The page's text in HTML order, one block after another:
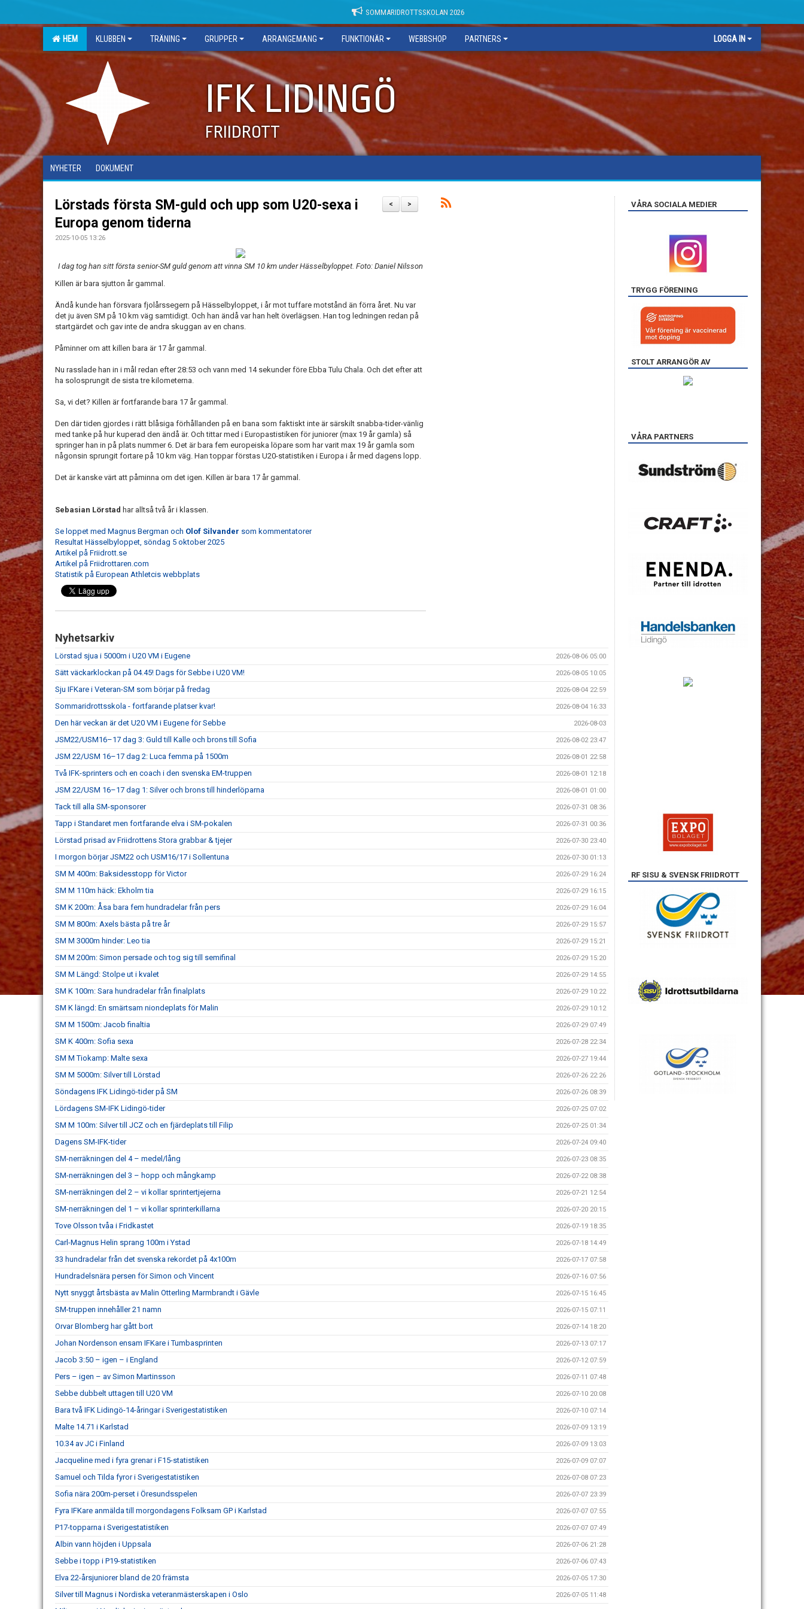
SOMMARIDROTTSSKOLAN 2026
HEM KLUBBEN TRÄNING GRUPPER ARRANGEMANG FUNKTIONÄR WEBBSHOP PARTNERS LOGGA IN
IFK LIDINGÖ
FRIIDROTT
NYHETER DOKUMENT
>
<
Lörstads första SM-guld och upp som U20-sexa i
Europa genom tiderna
2025-10-05 13:26
I dag tog han sitt första senior-SM guld genom att vinna SM 10 km under Hässelbyloppet. Foto: Daniel Nilsson
Killen är bara sjutton år gammal.
Ändå kunde han försvara fjolårssegern på Hässelbyloppet, i år mot tuffare motstånd än förra året. Nu var
det ju även SM på 10 km väg samtidigt. Och han ändå var han helt överlägsen. Han tog ledningen redan på
startgärdet och gav inte de andra skuggan av en chans.
Påminner om att killen bara är 17 år gammal.
Nu rasslade han in i mål redan efter 28:53 och vann med 14 sekunder före Ebba Tulu Chala. Och det efter att
ha solosprungit de sista tre kilometerna.
Sa, vi det? Killen är fortfarande bara 17 år gammal.
Den där tiden gjordes i rätt blåsiga förhållanden på en bana som faktiskt inte är särskilt snabba-tider-vänlig
med tanke på hur kuperad den ändå är. Och tittar med i Europastistiken för juniorer (max 19 år gamla) så
springer han in på plats nummer 6. Det är bara fem europeiska löpare som har varit max 19 år gamla som
någonsin sprungit fortare på 10 km väg. Han toppar förstas U20-statistiken i Europa i år med dagens lopp.
Det är kanske värt att påminna om det igen. Killen är bara 17 år gammal.
Sebasian Lörstad har alltså två år i klassen.
Se loppet med Magnus Bergman och Olof Silvander som kommentatorer
Resultat Hässelbyloppet, söndag 5 oktober 2025
Artikel på Friidrott.se
Artikel på Friidrottaren.com
Statistik på European Athletcis webbplats
Nyhetsarkiv
Lörstad sjua i 5000m i U20 VM i Eugene 2026-08-06 05:00
Sätt väckarklockan på 04.45! Dags för Sebbe i U20 VM! 2026-08-05 10:05
Sju IFKare i Veteran-SM som börjar på fredag 2026-08-04 22:59
Sommaridrottsskola - fortfarande platser kvar! 2026-08-04 16:33
Den här veckan är det U20 VM i Eugene för Sebbe 2026-08-03
JSM22/USM16–17 dag 3: Guld till Kalle och brons till Sofia 2026-08-02 23:47
JSM 22/USM 16–17 dag 2: Luca femma på 1500m 2026-08-01 22:58
Två IFK-sprinters och en coach i den svenska EM-truppen 2026-08-01 12:18
JSM 22/USM 16–17 dag 1: Silver och brons till hinderlöparna 2026-08-01 01:00
Tack till alla SM-sponsorer 2026-07-31 08:36
Tapp i Standaret men fortfarande elva i SM-pokalen 2026-07-31 00:36
Lörstad prisad av Friidrottens Stora grabbar & tjejer 2026-07-30 23:40
I morgon börjar JSM22 och USM16/17 i Sollentuna 2026-07-30 01:13
SM M 400m: Baksidesstopp för Victor 2026-07-29 16:24
SM M 110m häck: Ekholm tia 2026-07-29 16:15
SM K 200m: Åsa bara fem hundradelar från pers 2026-07-29 16:04
SM M 800m: Axels bästa på tre år 2026-07-29 15:57
SM M 3000m hinder: Leo tia 2026-07-29 15:21
SM M 200m: Simon persade och tog sig till semifinal 2026-07-29 15:20
SM M Längd: Stolpe ut i kvalet 2026-07-29 14:55
SM K 100m: Sara hundradelar från finalplats 2026-07-29 10:22
SM K längd: En smärtsam niondeplats för Malin 2026-07-29 10:12
SM M 1500m: Jacob finaltia 2026-07-29 07:49
SM K 400m: Sofia sexa 2026-07-28 22:34
SM M Tiokamp: Malte sexa 2026-07-27 19:44
SM M 5000m: Silver till Lörstad 2026-07-26 22:26
Söndagens IFK Lidingö-tider på SM 2026-07-26 08:39
Lördagens SM-IFK Lidingö-tider 2026-07-25 07:02
SM M 100m: Silver till JCZ och en fjärdeplats till Filip 2026-07-25 01:34
Dagens SM-IFK-tider 2026-07-24 09:40
SM-nerräkningen del 4 – medel/lång 2026-07-23 08:35
SM-nerräkningen del 3 – hopp och mångkamp 2026-07-22 08:38
SM-nerräkningen del 2 – vi kollar sprintertjejerna 2026-07-21 12:54
SM-nerräkningen del 1 – vi kollar sprinterkillarna 2026-07-20 20:15
Tove Olsson tvåa i Fridkastet 2026-07-19 18:35
Carl-Magnus Helin sprang 100m i Ystad 2026-07-18 14:49
33 hundradelar från det svenska rekordet på 4x100m 2026-07-17 07:58
Hundradelsnära persen för Simon och Vincent 2026-07-16 07:56
Nytt snyggt årtsbästa av Malin Otterling Marmbrandt i Gävle 2026-07-15 16:45
SM-truppen innehåller 21 namn 2026-07-15 07:11
Orvar Blomberg har gått bort 2026-07-14 18:20
Johan Nordenson ensam IFKare i Tumbasprinten 2026-07-13 07:17
Jacob 3:50 – igen – i England 2026-07-12 07:59
Pers – igen – av Simon Martinsson 2026-07-11 07:48
Sebbe dubbelt uttagen till U20 VM 2026-07-10 20:08
Bara två IFK Lidingö-14-åringar i Sverigestatistiken 2026-07-10 07:14
Malte 14.71 i Karlstad 2026-07-09 13:19
10.34 av JC i Finland 2026-07-09 13:03
Jacqueline med i fyra grenar i F15-statistiken 2026-07-09 07:07
Samuel och Tilda fyror i Sverigestatistiken 2026-07-08 07:23
Sofia nära 200m-perset i Öresundsspelen 2026-07-07 23:39
Fyra IFKare anmälda till morgondagens Folksam GP i Karlstad 2026-07-07 07:55
P17-topparna i Sverigestatistiken 2026-07-07 07:49
Albin vann höjden i Uppsala 2026-07-06 21:28
Sebbe i topp i P19-statistiken 2026-07-06 07:43
Elva 22-årsjuniorer bland de 20 främsta 2026-07-05 17:30
Silver till Magnus i Nordiska veteranmästerskapen i Oslo 2026-07-05 11:48
VÅRA SOCIALA MEDIER
TRYGG FÖRENING
STOLT ARRANGÖR AV
VÅRA PARTNERS
RF SISU & SVENSK FRIIDROTT